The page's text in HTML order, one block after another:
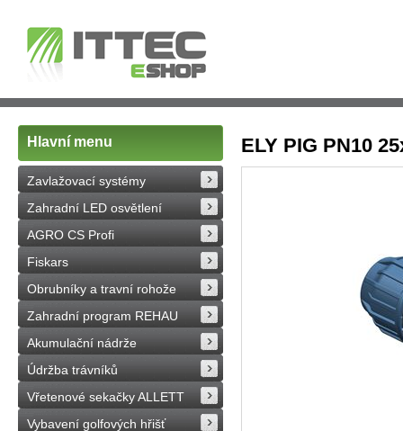
Hlavní menu
Zavlažovací systémy
Zahradní LED osvětlení
AGRO CS Profi
Fiskars
Obrubníky a travní rohože
Zahradní program REHAU
Akumulační nádrže
Údržba trávníků
Vřetenové sekačky ALLETT
Vybavení golfových hřišť
ELY PIG PN10